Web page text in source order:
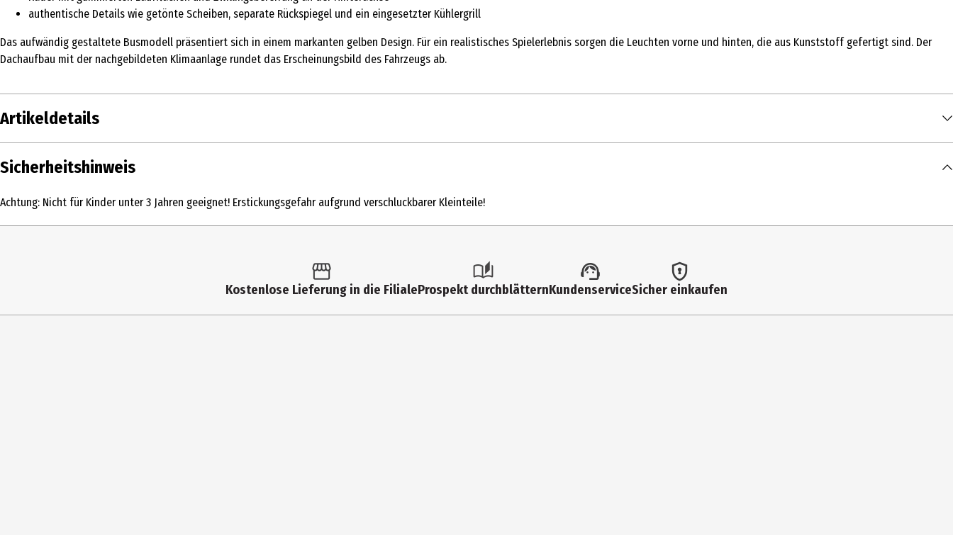
authentische Details wie getönte Scheiben, separate Rückspiegel und ein eingesetzter Kühlergrill
Das aufwändig gestaltete Busmodell präsentiert sich in einem markanten gelben Design. Für ein realistisches Spielerlebnis sorgen die Leuchten vorne und hinten, die aus Kunststoff gefertigt sind. Der
Dachaufbau mit der nachgebildeten Klimaanlage rundet das Erscheinungsbild des Fahrzeugs ab.
Artikeldetails
Inhalt
Kindergartenkinder|Grundschüler
Sicherheitshinweis
Achtung: Nicht für Kinder unter 3 Jahren geeignet! Erstickungsgefahr aufgrund verschluckbarer Kleinteile!
Kostenlose Lieferung in die FilialeProspekt durchblätternKundenserviceSicher einkaufen